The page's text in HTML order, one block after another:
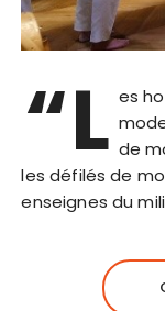
“L es
de
les défilés de
enseignes du